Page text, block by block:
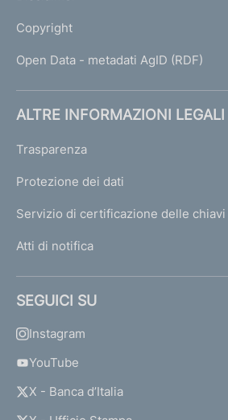
Copyright
Open Data - metadati AgID (RDF)
ALTRE INFORMAZIONI LEGALI
Trasparenza
Protezione dei dati
Servizio di certificazione delle
Atti di notifica
SEGUICI SU
Instagram
YouTube
X - Banca d’Italia